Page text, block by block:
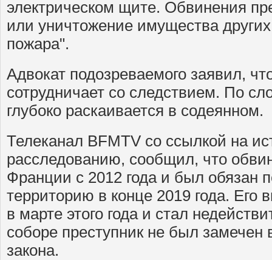
электрическом щите. Обвинения
или уничтожение имущества
пожара".
Адвокат подозреваемого заявил,
сотрудничает со следствием. По
глубоко раскаивается в содеянном.
Телеканал BFMTV со ссылкой на
расследованию, сообщил, что
Франции с 2012 года и был обязан
территорию в конце 2019 года. Его
в марте этого года и стал
соборе преступник не был замечен
закона.